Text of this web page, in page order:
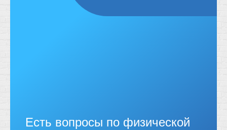
Есть вопросы по физической